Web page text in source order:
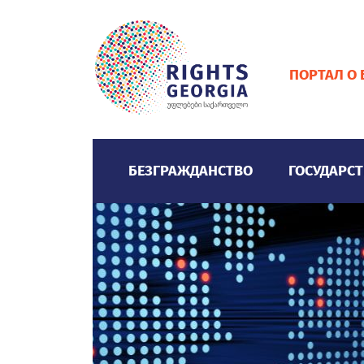
ПОРТАЛ О
БЕЗГРАЖДАНСТВО
ЗНАЧЕНИЕ БЕЗГРАЖДАНСТВА
ГРАЖДАНСТВО
ОБРАЗОВАНИЕ
ВИДЕО ГАЛЕРЕЯ